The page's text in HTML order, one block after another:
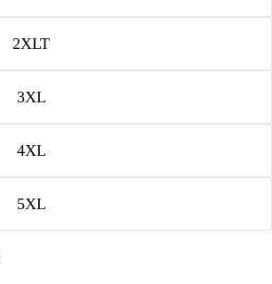
2XLT
3XL
4XL
5XL